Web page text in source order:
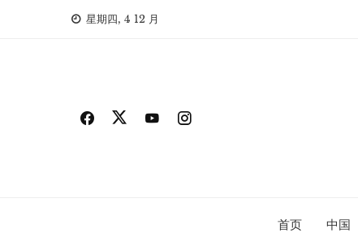
星期四, 4 12 月
首页 中国